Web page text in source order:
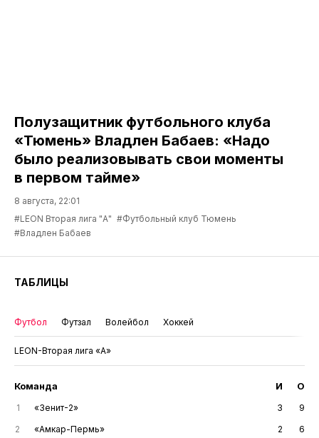
Полузащитник футбольного клуба
«Тюмень» Владлен Бабаев: «Надо
было реализовывать свои моменты
в первом тайме»
8 августа, 22:01
#LEON Вторая лига "А" #Футбольный клуб Тюмень
#Владлен Бабаев
ТАБЛИЦЫ
Футбол Футзал Волейбол Хоккей
LEON-Вторая лига «А»
Команда И О
1 «Зенит-2» 3
9
2
«Амкар-Пермь» 2
6